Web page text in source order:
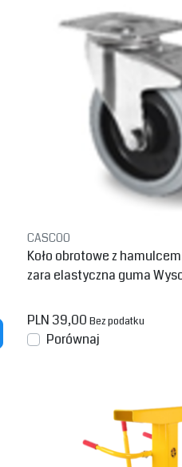
CASCOO
Koło obrotowe z
zara elastyczna guma
PLN 39,00 Bez podatku
Porównaj